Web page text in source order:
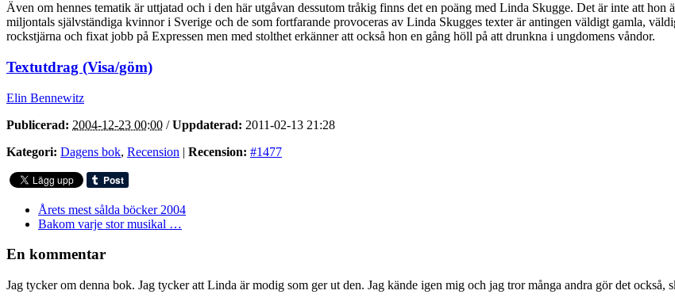
Även om hennes tematik är uttjatad och i den här utgåvan dessutom tråkig finns det en poäng med Linda Skugge. Det är inte att
miljontals självständiga kvinnor i Sverige och de som fortfarande provoceras av Linda Skugges texter är antingen väldigt gamla,
rockstjärna och fixat jobb på Expressen men med stolthet erkänner att också hon en gång höll på att drunkna i ungdomens våndor.
Textutdrag (Visa/göm)
Elin Bennewitz
Publicerad: 2004-12-23 00:00 /Uppdaterad: 2011-02-13 21:28
Kategori: Dagens bok, Recension | Recension: #1477
Årets mest sålda böcker 2004
Bakom varje stor musikal …
En kommentar
Jag tycker om denna bok. Jag tycker att Linda är modig som ger ut den. Jag kände igen mig och jag tror många andra gör det också,